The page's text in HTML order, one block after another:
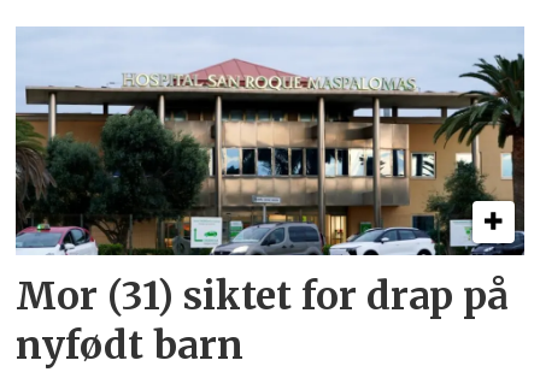
Mor (31) siktet for drap på
nyfødt barn